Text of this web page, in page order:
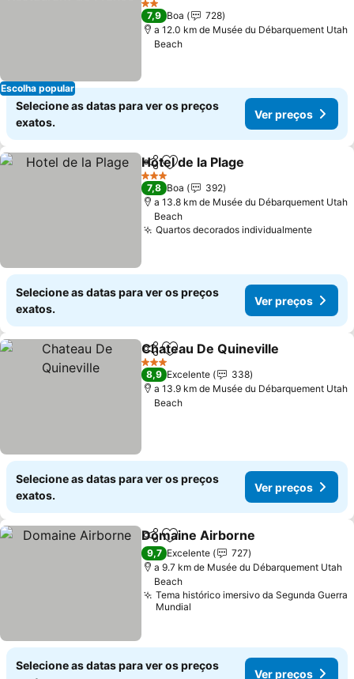
Escolha popular
2 Estrelas
7,9 Boa
728
a 12.0 km de Musée du Débarquement Utah
Beach
Selecione as datas para ver os preços
exatos.
Ver preços
PartilharAdicionar aos favoritos
Hotel de la Plage
3 Estrelas
7,8 Boa
392
a 13.8 km de Musée du Débarquement Utah
Beach
Quartos decorados individualmente
Selecione as datas para ver os preços
exatos.
Ver preços
PartilharAdicionar aos favoritos
Chateau De Quineville
3 Estrelas
8,9 Excelente
338
a 13.9 km de Musée du Débarquement Utah
Beach
Selecione as datas para ver os preços
exatos.
Ver preços
PartilharAdicionar aos favoritos
Domaine Airborne
9,7 Excelente
727
a 9.7 km de Musée du Débarquement Utah
Beach
Tema histórico imersivo da Segunda Guerra
Mundial
Selecione as datas para ver os preços
Ver preços